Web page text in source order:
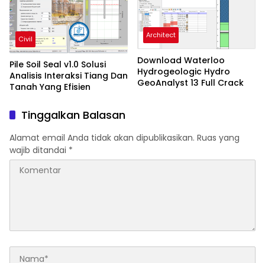
Civil
Pile Soil Seal v1.0 Solusi
Analisis Interaksi Tiang Dan
Tanah Yang Efisien
Architect
Download Waterloo
Hydrogeologic Hydro
GeoAnalyst 13 Full Crack
Tinggalkan Balasan
Alamat email Anda tidak akan dipublikasikan. Ruas yang
wajib ditandai *